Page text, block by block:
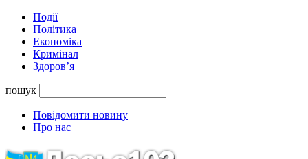
Події
Політика
Економіка
Кримінал
Здоров’я
пошук
Повідомити новину
Про нас